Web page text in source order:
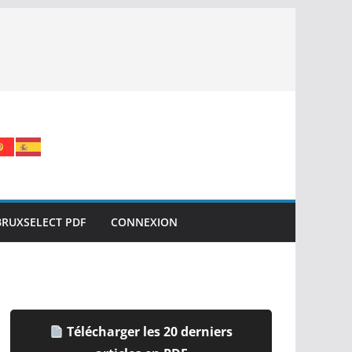
PDF CONNEXION
Télécharger les 20 derniers